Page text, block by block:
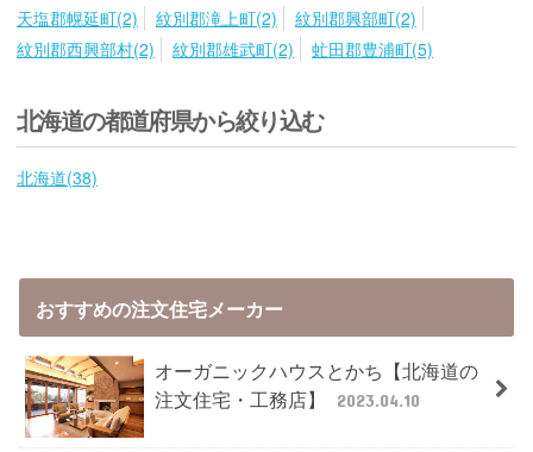
天塩郡幌延町(2)
紋別郡滝上町(2)
紋別郡興部町(2)
紋別郡西興部村(2)
紋別郡雄武町(2) 虻田郡豊浦町(5)
北海道の都道府県から絞り込む
北海道(38)
おすすめの注文住宅メーカー
オーガニックハウスとかち【北海道の
注文住宅・工務店】
2023.04.10